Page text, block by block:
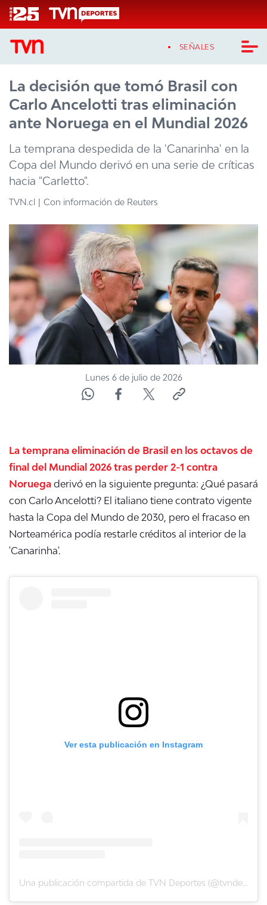
Click acá para ir directamente al contenido
SEÑALES
CASTING MASTERCHEF CHILE
CASTING TVN VERTICAL
TVN VERTICAL
TVN PLAY
PROGRAMAS
TELESERIES
ACTUALIDAD Y TENDENCIAS
CORPORATIVO Y TRANSPARENCIA
CANAL DE DENUNCIAS
ÁREA DE PROYECTOS
La decisión que tomó Brasil con
Carlo Ancelotti tras eliminación
ante Noruega en el Mundial 2026
La temprana despedida de la 'Canarinha' en la
Copa del Mundo derivó en una serie de críticas
hacia "Carletto".
TVN.cl Con información de Reuters
Lunes 6 de julio de 2026
La temprana eliminación de Brasil en los octavos de
final del Mundial 2026 tras perder 2-1 contra
Noruega derivó en la siguiente pregunta: ¿Qué pasará
con Carlo Ancelotti? El italiano tiene contrato vigente
hasta la Copa del Mundo de 2030, pero el fracaso en
Norteamérica podía restarle créditos al interior de la
'Canarinha'.
Ver esta publicación en Instagram